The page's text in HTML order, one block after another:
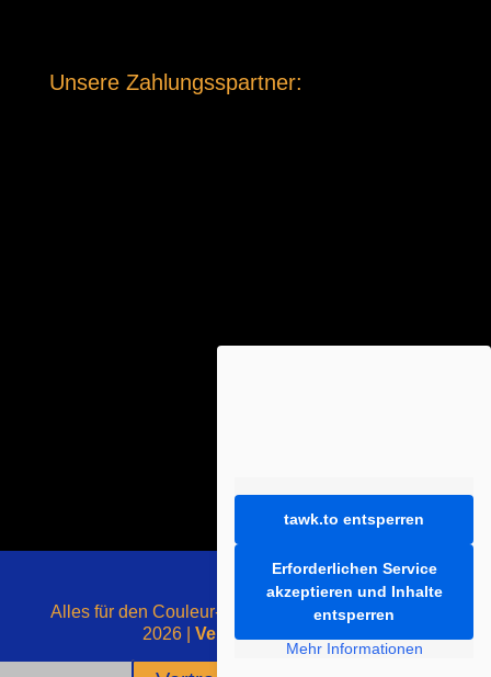
Unsere Zahlungsspartner:
Alles für den Couleur-Liebhaber - mit ❤️ gemacht -
2026 | Vertrag widerrufen
tawk.to entsperren
Erforderlichen Service
akzeptieren und Inhalte
entsperren
Mehr Informationen